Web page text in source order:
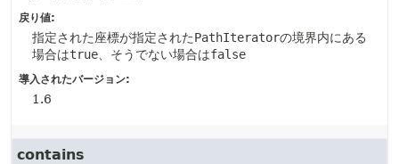
戻り値:
指定された座標が指定されたPathIteratorの境界内にある
場合はtrue 、そうでない場合はfalse
導入されたバージョン:
1.6
contains